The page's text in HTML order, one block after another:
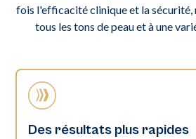
fois l'efficacité clinique et la sécurité,
tous les tons de peau et à une
Des résultats plus rapides